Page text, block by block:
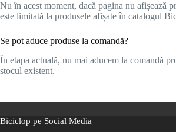
Nu în acest moment, dacă pagina nu afișează
este limitată la produsele afișate în catalogul
Se pot aduce produse la comandă?
În etapa actuală, nu mai aducem la comandă
stocul existent.
Biciclop pe Social Media